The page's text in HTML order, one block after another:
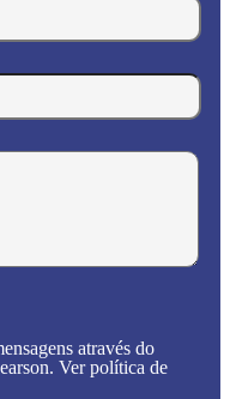
através do
Ver política de